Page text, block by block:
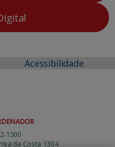
Acessibilidade
1500
da Costa 1304